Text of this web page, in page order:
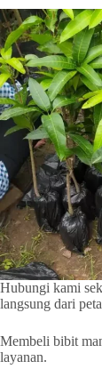
Hubungi kami
langsung dari
Membeli bibit
layanan.